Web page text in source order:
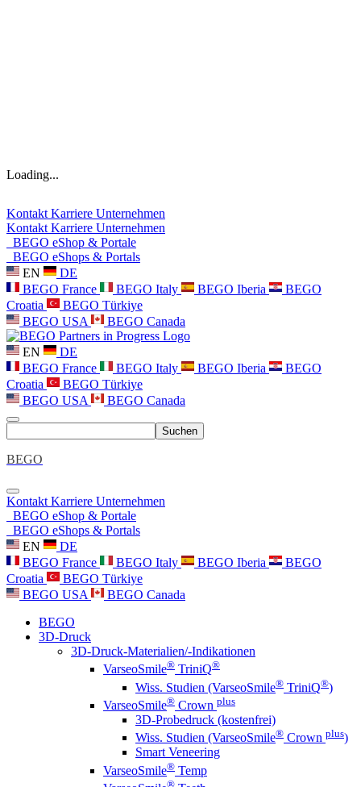
Loading...
Kontakt Karriere Unternehmen
Kontakt Karriere Unternehmen
BEGO eShop & Portale
BEGO eShops & Portals
EN
DE
BEGO France
BEGO Italy BEGO Iberia
BEGO
Croatia
BEGO Türkiye
BEGO USA
BEGO Canada
EN
DE
BEGO France
BEGO Italy BEGO Iberia
BEGO
Croatia
BEGO Türkiye
BEGO USA
BEGO Canada
Suchen
BEGO
Kontakt Karriere Unternehmen
BEGO eShop & Portale
BEGO eShops & Portals
EN
DE
BEGO France
BEGO Italy BEGO Iberia
BEGO
Croatia
BEGO Türkiye
BEGO USA
BEGO Canada
BEGO
3D-Druck
3D-Druck-Materialien/-Indikationen
VarseoSmile® TriniQ®
Wiss. Studien (VarseoSmile® TriniQ®)
VarseoSmile® Crown plus
3D-Probedruck (kostenfrei)
Wiss. Studien (VarseoSmile® Crown plus)
Smart Veneering
VarseoSmile® Temp
®